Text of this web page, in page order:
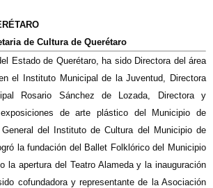
de Cultura de Querétaro
Estado de Querétaro, ha sido Directora del área
el Instituto Municipal de la Juventud, Directora
Rosario Sánchez de Lozada, Directora y
de arte plástico del Municipio de
del Instituto de Cultura del Municipio de
la fundación del Ballet Folklórico del Municipio
la apertura del Teatro Alameda y la inauguración
cofundadora y representante de la Asociación